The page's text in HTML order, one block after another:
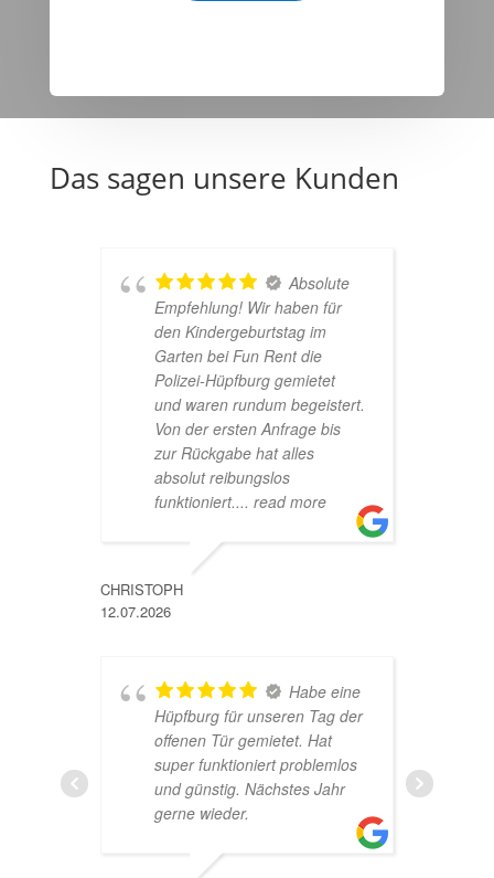
Das sagen unsere Kunden
Absolute
Empfehlung! Wir haben für
den Kindergeburtstag im
Garten bei Fun Rent die
Polizei-Hüpfburg gemietet
und waren rundum begeistert.
Von der ersten Anfrage bis
zur Rückgabe hat alles
absolut reibungslos
funktioniert.... read more
CHRISTOPH
12.07.2026
Habe eine
Hüpfburg für unseren Tag der
offenen Tür gemietet. Hat
super funktioniert problemlos
und günstig. Nächstes Jahr
gerne wieder.